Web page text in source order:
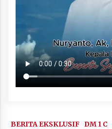
BERITA EKSKLUSIF DM 1 C